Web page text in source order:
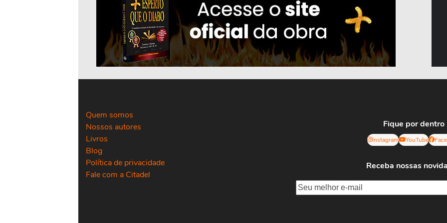
Quem somos
Nossos autores
Livros
Blog
Política de privacidade
Fale com a Citadel
Fique por dentro
Instagram YouTube
Receba nossas